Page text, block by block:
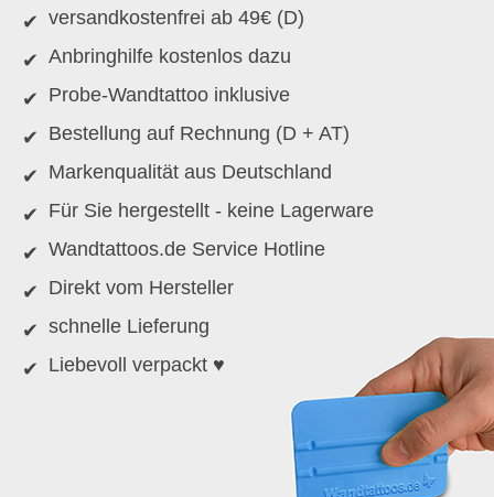
versandkostenfrei ab 49€ (D)
Anbringhilfe kostenlos dazu
Probe-Wandtattoo inklusive
Bestellung auf Rechnung (D + AT)
Markenqualität aus Deutschland
Für Sie hergestellt - keine Lagerware
Wandtattoos.de Service Hotline
Direkt vom Hersteller
schnelle Lieferung
Liebevoll verpackt ♥